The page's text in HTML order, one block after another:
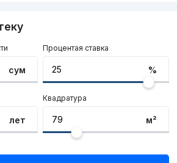
сум
лет
Процентая ставка
%
Квадратура
м²